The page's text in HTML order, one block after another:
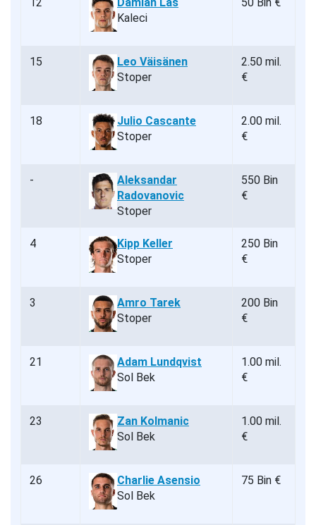
Kaleci
15
Leo Väisänen
Stoper
2.50 mil.
€
18
Julio Cascante
Stoper
2.00 mil.
€
-
Aleksandar
Radovanovic
Stoper
550 Bin
€
4
Kipp Keller
Stoper
250 Bin
€
3
Amro Tarek
Stoper
200 Bin
€
21
Adam Lundqvist
Sol Bek
1.00 mil.
€
23
Zan Kolmanic
Sol Bek
1.00 mil.
€
26
Charlie Asensio
Sol Bek
75 Bin €